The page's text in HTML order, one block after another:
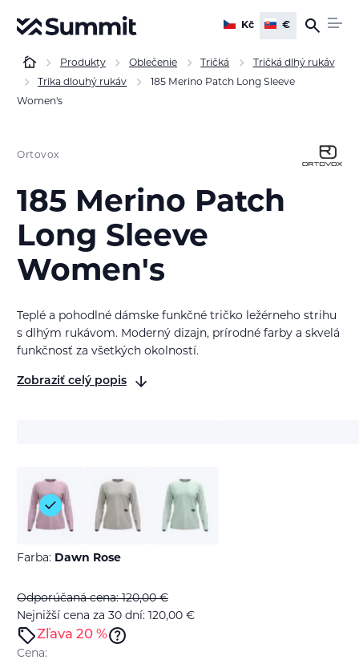
Kč €
Produkty Oblečenie Tričká
Tričká dlhý rukáv
Trika dlouhý rukáv
185 Merino Patch Long Sleeve
Women's
Ortovox
185 Merino Patch
Long Sleeve
Women's
Teplé a pohodlné dámske funkčné tričko ležérneho strihu
s dlhým rukávom. Moderný dizajn, prírodné farby a skvelá
funkčnosť za všetkých okolností.
Zobraziť celý popis
Farba: Dawn Rose
Odporúčaná cena: 120,00€
Nejnižší cena za 30 dní: 120,00 €
Zľava 20 %
Cena: